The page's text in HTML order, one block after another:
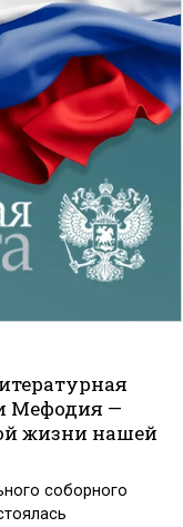
Мефодия —
жизни нашей
соборного